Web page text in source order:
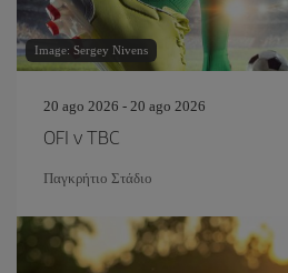
Image: Sergey Nivens
20 ago 2026 - 20 ago 2026
OFI v TBC
Παγκρήτιο Στάδιο